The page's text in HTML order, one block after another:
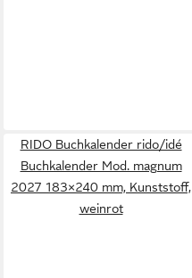
RIDO Buchkalender rido/idé
Buchkalender Mod. magnum
2027 183×240 mm, Kunststoff,
weinrot